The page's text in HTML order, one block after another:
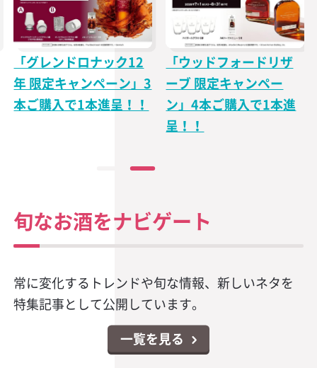
「グレンドロナック12
年 限定キャンペーン」3
本ご購入で1本進呈！！
「ウッドフォードリザ
ーブ 限定キャンペー
ン」4本ご購入で1本進
呈！！
旬なお酒をナビゲート
常に変化するトレンドや旬な情報、新しいネタを
特集記事として公開しています。
一覧を見る